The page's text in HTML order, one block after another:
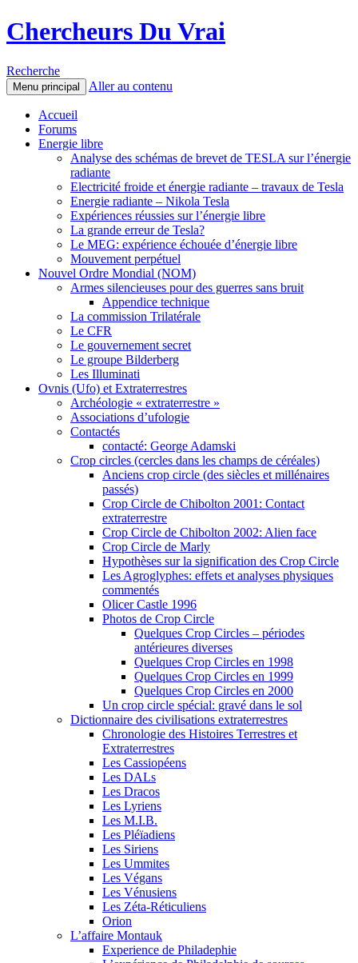
Chercheurs Du Vrai
Recherche
Menu principal Aller au contenu
Accueil
Forums
Energie libre
Analyse des schémas de brevet de TESLA sur l’énergie
radiante
Electricité froide et énergie radiante – travaux de Tesla
Energie radiante – Nikola Tesla
Expériences réussies sur l’énergie libre
La grande erreur de Tesla?
Le MEG: expérience échouée d’énergie libre
Mouvement perpétuel
Nouvel Ordre Mondial (NOM)
Armes silencieuses pour des guerres sans bruit
Appendice technique
La commission Trilatérale
Le CFR
Le gouvernement secret
Le groupe Bilderberg
Les Illuminati
Ovnis (Ufo) et Extraterrestres
Archéologie « extraterrestre »
Associations d’ufologie
Contactés
contacté: George Adamski
Crop circles (cercles dans les champs de céréales)
Anciens crop circle (des siècles et millénaires
passés)
Crop Circle de Chibolton 2001: Contact
extraterrestre
Crop Circle de Chibolton 2002: Alien face
Crop Circle de Marly
Hypothèses sur la signification des Crop Circle
Les Agroglyphes: effets et analyses physiques
commentés
Olicer Castle 1996
Photos de Crop Circle
Quelques Crop Circles – périodes
antérieures diverses
Quelques Crop Circles en 1998
Quelques Crop Circles en 1999
Quelques Crop Circles en 2000
Un crop circle spécial: gravé dans le sol
Dictionnaire des civilisations extraterrestres
Chronologie des Histoires Terrestres et
Extraterrestres
Les Cassiopéens
Les DALs
Les Dracos
Les Lyriens
Les M.I.B.
Les Pléïadiens
Les Siriens
Les Ummites
Les Végans
Les Vénusiens
Les Zéta-Réticuliens
Orion
L’affaire Montauk
Experience de Philadephie